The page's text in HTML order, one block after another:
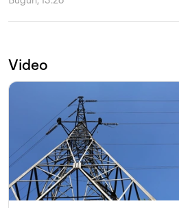
Video